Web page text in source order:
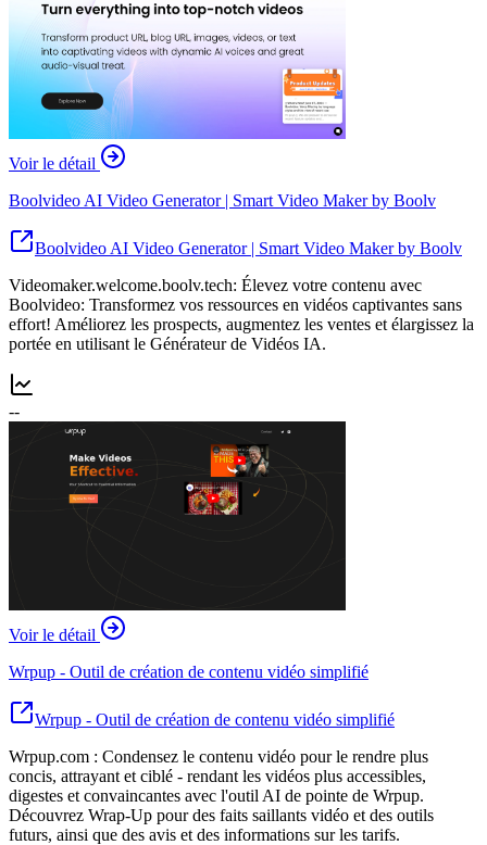
Voir le détail
Boolvideo AI Video Generator | Smart Video Maker by Boolv
Boolvideo AI Video Generator | Smart Video Maker by Boolv
Videomaker.welcome.boolv.tech: Élevez votre contenu avec
Boolvideo: Transformez vos ressources en vidéos captivantes sans
effort! Améliorez les prospects, augmentez les ventes et élargissez la
portée en utilisant le Générateur de Vidéos IA.
--
Voir le détail
Wrpup - Outil de création de contenu vidéo simplifié
Wrpup - Outil de création de contenu vidéo simplifié
Wrpup.com : Condensez le contenu vidéo pour le rendre plus
concis, attrayant et ciblé - rendant les vidéos plus accessibles,
digestes et convaincantes avec l'outil AI de pointe de Wrpup.
Découvrez Wrap-Up pour des faits saillants vidéo et des outils
futurs, ainsi que des avis et des informations sur les tarifs.